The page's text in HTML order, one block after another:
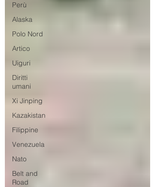
Perù
Alaska
Polo Nord
Artico
Uiguri
Diritti
umani
Xi Jinping
Kazakistan
Filippine
Venezuela
Nato
Belt and
Road